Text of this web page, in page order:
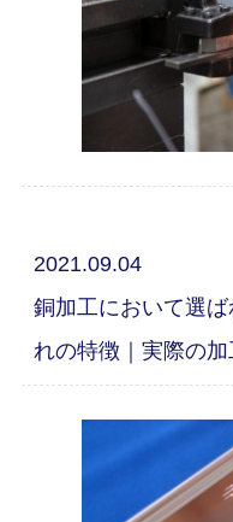
2021.09.04
銅加工において選
れの特徴｜実際の加